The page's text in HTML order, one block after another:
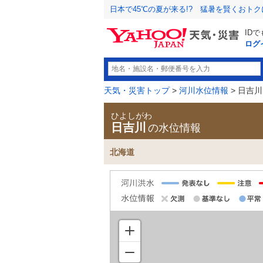
日本で45℃の夏が来る!? 猛暑を賢くおトク
ID
ログ
天気・災害トップ> 河川水位情報 > 日吉川
ひよしがわ
日吉川 の水位情報
北海道